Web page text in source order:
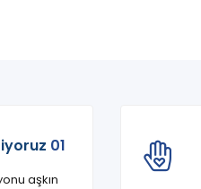
01
aşkın